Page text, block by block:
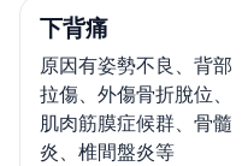
下背痛
原因有姿勢不良、背部
拉傷、外傷骨折脫位、
肌肉筋膜症候群、骨髓
炎、椎間盤炎等